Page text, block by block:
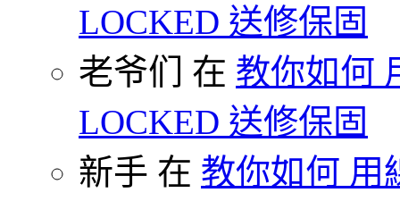
LOCKED 送修保固
老爷们 在 教你如何
LOCKED 送修保固
新手 在 教你如何 用